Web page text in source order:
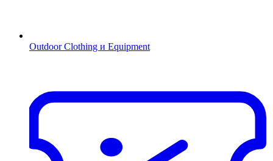
Outdoor Clothing и Equipment